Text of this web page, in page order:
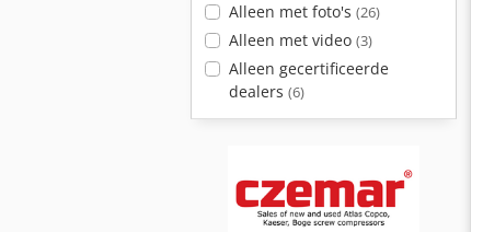
Alleen met foto's (26)
Alleen met video (3)
Alleen gecertificeerde
dealers (6)